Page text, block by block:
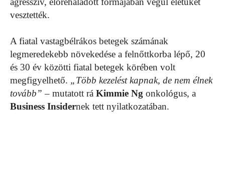
vesztették.
A fiatal vastagbélrákos betegek számának
legmeredekebb növekedése a felnőttkorba lépő, 20
és 30 év közötti fiatal betegek körében volt
megfigyelhető. „Több kezelést kapnak, de nem élnek
tovább” – mutatott rá Kimmie Ng onkológus, a
Business Insidernek tett nyilatkozatában.